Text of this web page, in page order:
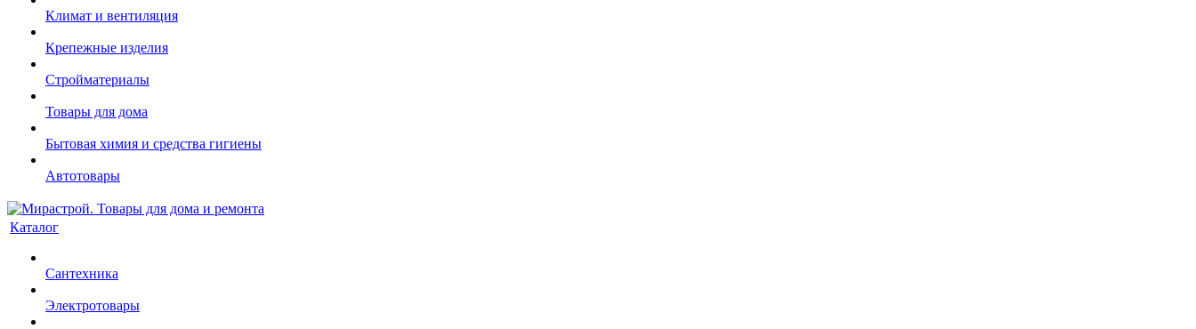
Климат и вентиляция
Крепежные изделия
Стройматериалы
Товары для дома
Бытовая химия и средства гигиены
Автотовары
Каталог
Сантехника
Электротовары